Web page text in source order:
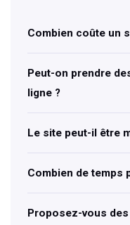
Combien coûte un
Peut-on prendre
ligne ?
Le site peut-il être
Combien de temps
Proposez-vous